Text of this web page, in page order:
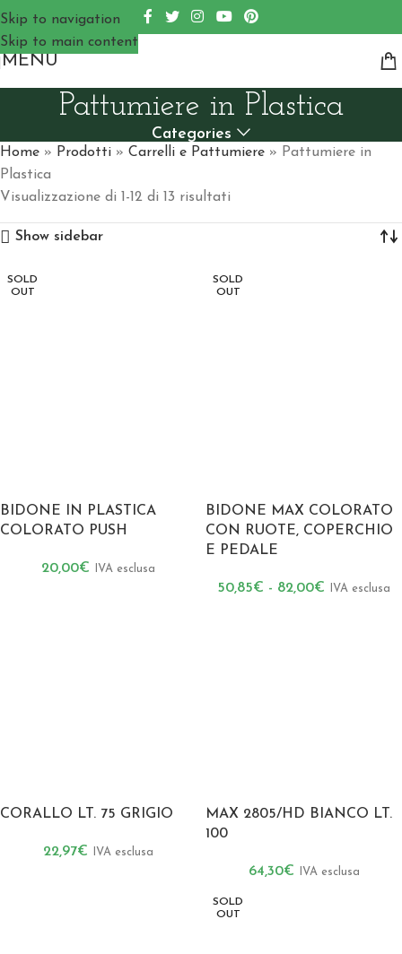
Skip to navigation
Skip to main content
MENU
Pattumiere in Plastica
Categories
Home » Prodotti » Carrelli e Pattumiere » Pattumiere in
Plastica
Visualizzazione di 1-12 di 13 risultati
Show sidebar
SOLD
OUT
BIDONE IN PLASTICA
COLORATO PUSH
20,00€ IVA esclusa
SOLD
OUT
BIDONE MAX COLORATO
CON RUOTE, COPERCHIO
E PEDALE
50,85€ - 82,00€ IVA esclusa
CORALLO LT. 75 GRIGIO
22,97€ IVA esclusa
MAX 2805/HD BIANCO LT.
100
64,30€ IVA esclusa
SOLD
OUT